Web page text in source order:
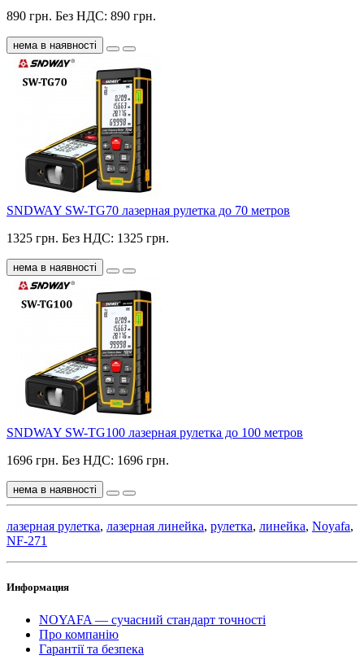
890 грн. Без НДС: 890 грн.
нема в наявності
SNDWAY SW-TG70 лазерная рулетка до 70 метров
1325 грн. Без НДС: 1325 грн.
нема в наявності
SNDWAY SW-TG100 лазерная рулетка до 100 метров
1696 грн. Без НДС: 1696 грн.
нема в наявності
лазерная рулетка, лазерная линейка, рулетка, линейка, Noyafa,
NF-271
Информация
NOYAFA — сучасний стандарт точності
Про компанію
Гарантії та безпека